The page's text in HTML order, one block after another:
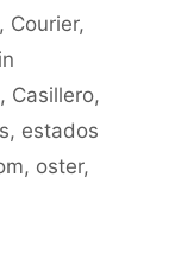
, Courier,
, Casillero,
, estados
, oster,